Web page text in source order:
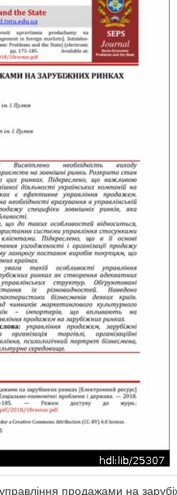
продажами на